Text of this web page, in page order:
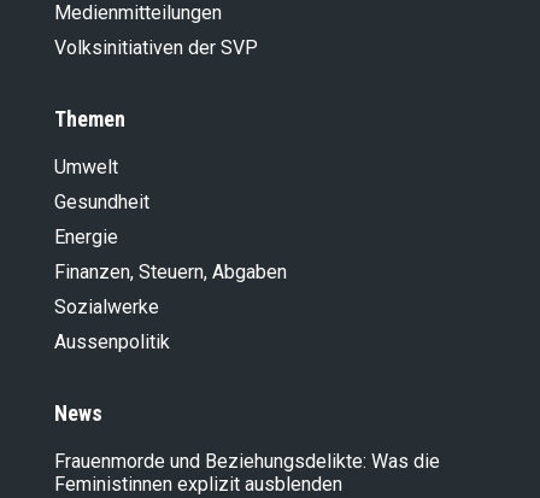
Medienmitteilungen
Volksinitiativen der SVP
Themen
Umwelt
Gesundheit
Energie
Finanzen, Steuern, Abgaben
Sozialwerke
Aussenpolitik
News
Frauenmorde und Beziehungsdelikte: Was die
Feministinnen explizit ausblenden